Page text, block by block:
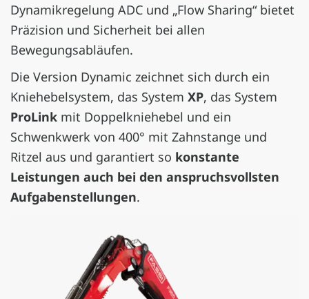
Dynamikregelung ADC und „Flow Sharing“ bietet
Präzision und Sicherheit bei allen
Bewegungsabläufen.
Die Version Dynamic zeichnet sich durch ein
Kniehebelsystem, das System XP, das System
ProLink mit Doppelkniehebel und ein
Schwenkwerk von 400° mit Zahnstange und
Ritzel aus und garantiert so konstante
Leistungen auch bei den anspruchsvollsten
Aufgabenstellungen.